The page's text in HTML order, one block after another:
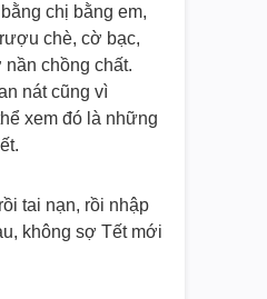
chị bằng em,
chè, cờ bạc,
chồng chất.
nát cũng vì
xem đó là những
tai nạn, rồi nhập
không sợ Tết mới